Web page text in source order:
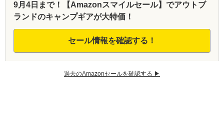
9月4日まで！【Amazonスマイルセール】でアウトブ
ランドのキャンプギアが大特価！
セール情報を確認する！
過去のAmazonセールを確認する ▶︎